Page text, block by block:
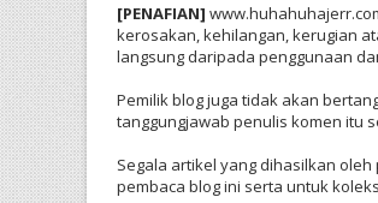
[PENAFIAN]
kerosakan, kehilangan, kerugian
langsung daripada penggunaan
Pemilik blog juga tidak akan
tanggungjawab penulis komen itu
Segala artikel yang dihasilkan
pembaca blog ini serta untuk